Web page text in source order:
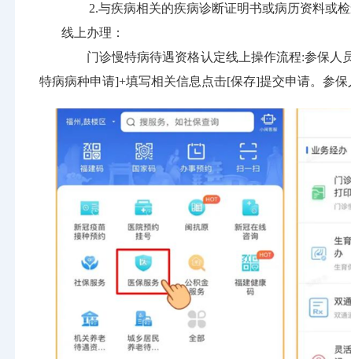
2.与疾病相关的疾病诊断证明书或病历资料或检
线上办理：
门诊慢特病待遇资格认定线上操作流程:参保人
特病病种申请]+填写相关信息点击[保存]提交申请。参